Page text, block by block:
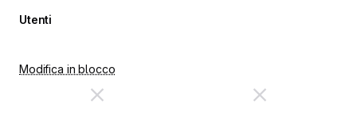
Utenti
Modifica in blocco